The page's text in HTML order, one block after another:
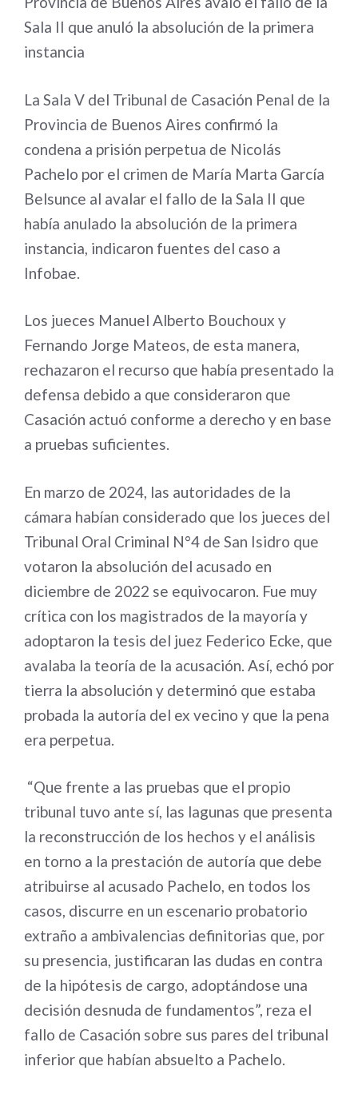
Sala II que anuló la absolución de la primera
instancia
La Sala V del Tribunal de Casación Penal de la
Provincia de Buenos Aires confirmó la
condena a prisión perpetua de Nicolás
Pachelo por el crimen de María Marta García
Belsunce al avalar el fallo de la Sala II que
había anulado la absolución de la primera
instancia, indicaron fuentes del caso a
Infobae.
Los jueces Manuel Alberto Bouchoux y
Fernando Jorge Mateos, de esta manera,
rechazaron el recurso que había presentado la
defensa debido a que consideraron que
Casación actuó conforme a derecho y en base
a pruebas suficientes.
En marzo de 2024, las autoridades de la
cámara habían considerado que los jueces del
Tribunal Oral Criminal N°4 de San Isidro que
votaron la absolución del acusado en
diciembre de 2022 se equivocaron. Fue muy
crítica con los magistrados de la mayoría y
adoptaron la tesis del juez Federico Ecke, que
avalaba la teoría de la acusación. Así, echó por
tierra la absolución y determinó que estaba
probada la autoría del ex vecino y que la pena
era perpetua.
“Que frente a las pruebas que el propio
tribunal tuvo ante sí, las lagunas que presenta
la reconstrucción de los hechos y el análisis
en torno a la prestación de autoría que debe
atribuirse al acusado Pachelo, en todos los
casos, discurre en un escenario probatorio
extraño a ambivalencias definitorias que, por
su presencia, justificaran las dudas en contra
de la hipótesis de cargo, adoptándose una
decisión desnuda de fundamentos”, reza el
fallo de Casación sobre sus pares del tribunal
inferior que habían absuelto a Pachelo.